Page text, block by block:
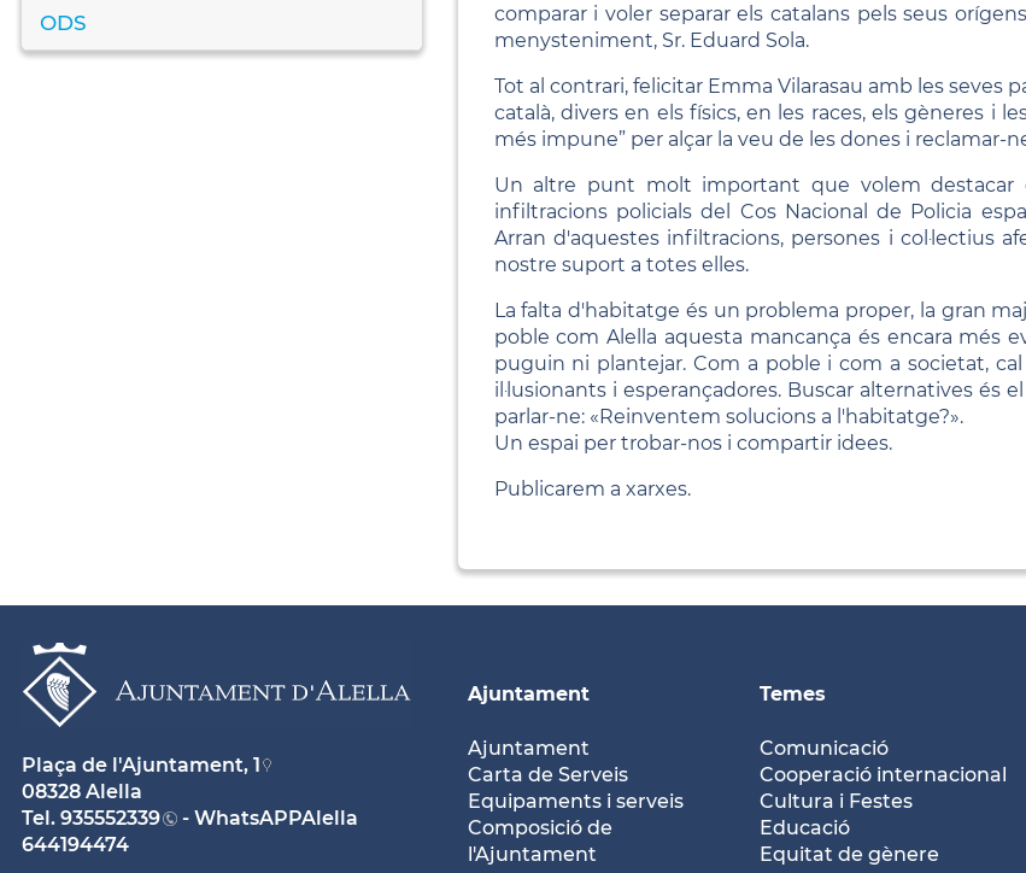
ODS
comparar i voler separar els catalans pels seus
menysteniment, Sr. Eduard Sola.
Tot al contrari, felicitar Emma Vilarasau amb les seves
català, divers en els físics, en les races, els gèneres i
més impune” per alçar la veu de les dones i reclamar-
Un altre punt molt important que volem destacar
infiltracions policials del Cos Nacional de Policia
Arran d'aquestes infiltracions, persones i col·lectius
nostre suport a totes elles.
La falta d'habitatge és un problema proper, la gran
poble com Alella aquesta mancança és encara
puguin ni plantejar. Com a poble i com a societat,
il·lusionants i esperançadores. Buscar alternatives
parlar-ne: «Reinventem solucions a l'habitatge?».
Un espai per trobar-nos i compartir idees.
Publicarem a xarxes.
Ajuntament
Ajuntament
Carta de Serveis
Equipaments i serveis
Composició de
l'Ajuntament
Temes
Comunicació
Cooperació internacional
Cultura i Festes
Educació
Equitat de gènere
Plaça de l'Ajuntament, 1
08328 Alella
Tel. 935552339
- WhatsAPPAlella
644194474